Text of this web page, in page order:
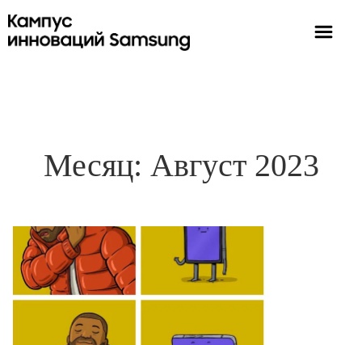
Месяц: Август 2023